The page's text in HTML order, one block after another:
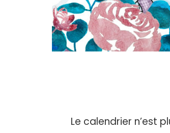
Le calendrier n’est